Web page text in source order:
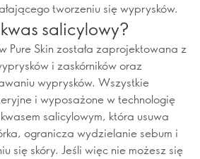
tworzeniu się wyprysków.
salicylowy?
Pure Skin została zaprojektowana z
i zaskórników oraz
wyprysków. Wszystkie
i wyposażone w technologię
salicylowym, która usuwa
ogranicza wydzielanie sebum i
się skóry. Jeśli więc nie możesz się